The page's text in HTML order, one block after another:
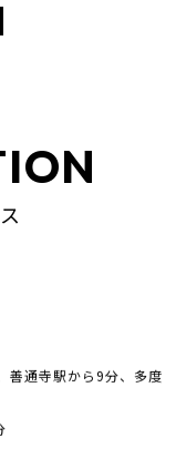
通寺駅から9分、多度